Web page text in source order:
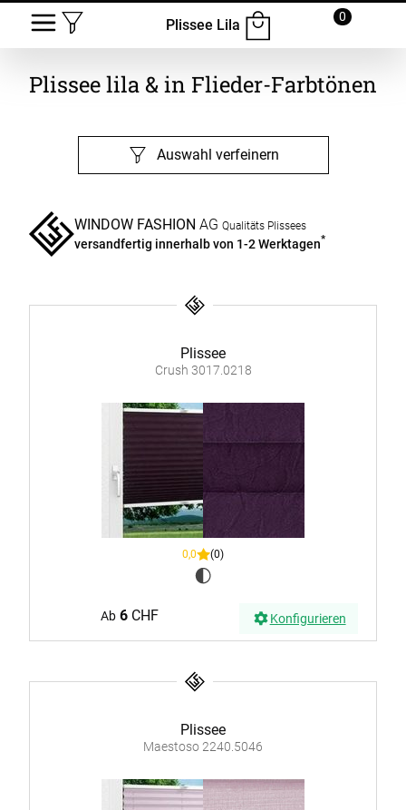
Plissee Lila
0
Plissee lila & in Flieder-Farbtönen
Auswahl verfeinern
WINDOW FASHION AG Qualitäts Plissees
versandfertig innerhalb von 1-2 Werktagen*
Plissee
Crush 3017.0218
0,0 (0)
Ab 6CHF Konfigurieren
Plissee
Maestoso 2240.5046